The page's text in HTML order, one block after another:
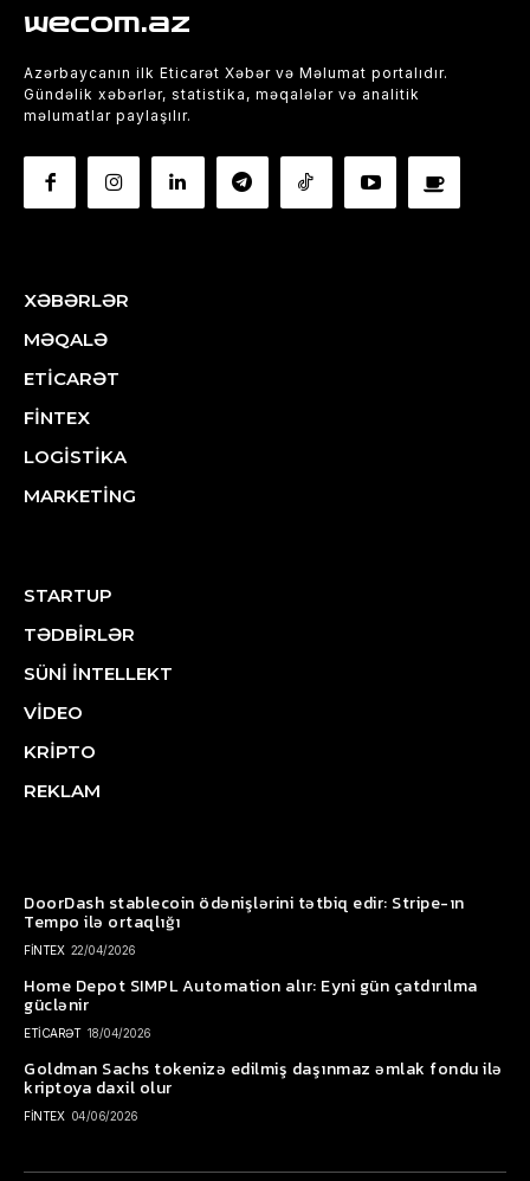
wecom.az
Azərbaycanın ilk Eticarət Xəbər və Məlumat portalıdır.
Gündəlik xəbərlər, statistika, məqalələr və analitik
məlumatlar paylaşılır.
XƏBƏRLƏR
MƏQALƏ
ETİCARƏT
FİNTEX
LOGİSTİKA
MARKETİNG
STARTUP
TƏDBİRLƏR
SÜNİ İNTELLEKT
VİDEO
KRİPTO
REKLAM
DoorDash stablecoin ödənişlərini tətbiq edir: Stripe-ın
Tempo ilə ortaqlığı
FİNTEX 22/04/2026
Home Depot SIMPL Automation alır: Eyni gün çatdırılma
güclənir
ETİCARƏT 18/04/2026
Goldman Sachs tokenizə edilmiş daşınmaz əmlak fondu ilə
kriptoya daxil olur
FİNTEX 04/06/2026